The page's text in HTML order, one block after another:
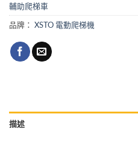
輔助爬梯車
品牌： XSTO 電動爬梯機
描述